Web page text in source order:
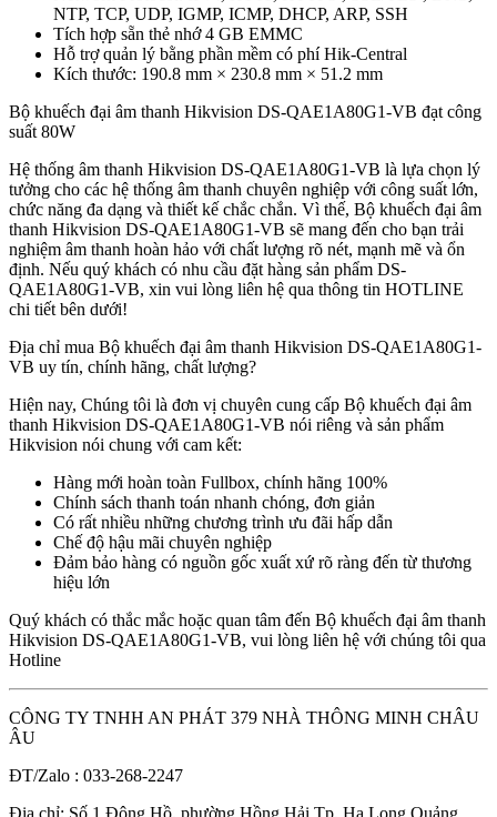
NTP, TCP, UDP, IGMP, ICMP, DHCP, ARP, SSH
Tích hợp sẵn thẻ nhớ 4 GB EMMC
Hỗ trợ quản lý bằng phần mềm có phí Hik-Central
Kích thước: 190.8 mm × 230.8 mm × 51.2 mm
Bộ khuếch đại âm thanh Hikvision DS-QAE1A80G1-VB đạt công
suất 80W
Hệ thống âm thanh Hikvision DS-QAE1A80G1-VB là lựa chọn lý
tưởng cho các hệ thống âm thanh chuyên nghiệp với công suất lớn,
chức năng đa dạng và thiết kế chắc chắn. Vì thế, Bộ khuếch đại âm
thanh Hikvision DS-QAE1A80G1-VB sẽ mang đến cho bạn trải
nghiệm âm thanh hoàn hảo với chất lượng rõ nét, mạnh mẽ và ổn
định. Nếu quý khách có nhu cầu đặt hàng sản phẩm DS-
QAE1A80G1-VB, xin vui lòng liên hệ qua thông tin HOTLINE
chi tiết bên dưới!
Địa chỉ mua Bộ khuếch đại âm thanh Hikvision DS-QAE1A80G1-
VB uy tín, chính hãng, chất lượng?
Hiện nay, Chúng tôi là đơn vị chuyên cung cấp Bộ khuếch đại âm
thanh Hikvision DS-QAE1A80G1-VB nói riêng và sản phẩm
Hikvision nói chung với cam kết:
Hàng mới hoàn toàn Fullbox, chính hãng 100%
Chính sách thanh toán nhanh chóng, đơn giản
Có rất nhiều những chương trình ưu đãi hấp dẫn
Chế độ hậu mãi chuyên nghiệp
Đảm bảo hàng có nguồn gốc xuất xứ rõ ràng đến từ thương
hiệu lớn
Quý khách có thắc mắc hoặc quan tâm đến Bộ khuếch đại âm thanh
Hikvision DS-QAE1A80G1-VB, vui lòng liên hệ với chúng tôi qua
Hotline
CÔNG TY TNHH AN PHÁT 379 NHÀ THÔNG MINH CHÂU
ÂU
ĐT/Zalo : 033-268-2247